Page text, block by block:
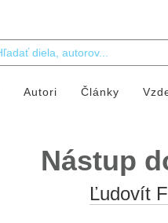
Autori Články
Nástup
Ľudovít